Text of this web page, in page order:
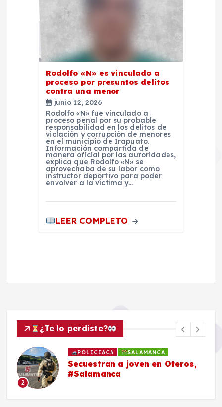
Rodolfo «N» es vinculado a
proceso por presuntos delitos
contra una menor
junio 12, 2026
Rodolfo «N» fue vinculado a
proceso penal por su probable
responsabilidad en los delitos de
violación y corrupción de menores
en el municipio de Irapuato.
Información compartida de
manera oficial por las autoridades,
explica que Rodolfo «N» se
aprovechaba de su labor como
instructor deportivo para poder
envolver a la víctima y…
LEER COMPLETO
¿Te lo perdiste?
2
POLICIACA SALAMANCA
Secuestran a joven en Oteros,
#Salamanca